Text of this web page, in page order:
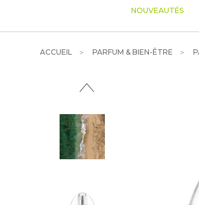
NOUVEAUTÉS
ACCUEIL PARFUM & BIEN-ÊTRE